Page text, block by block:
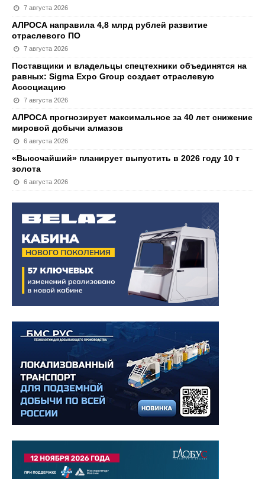
7 августа 2026
АЛРОСА направила 4,8 млрд рублей развитие
отраслевого ПО
7 августа 2026
Поставщики и владельцы спецтехники объединятся на
равных: Sigma Expo Group создает отраслевую
Ассоциацию
7 августа 2026
АЛРОСА прогнозирует максимальное за 40 лет снижение
мировой добычи алмазов
6 августа 2026
«Высочайший» планирует выпустить в 2026 году 10 т
золота
6 августа 2026